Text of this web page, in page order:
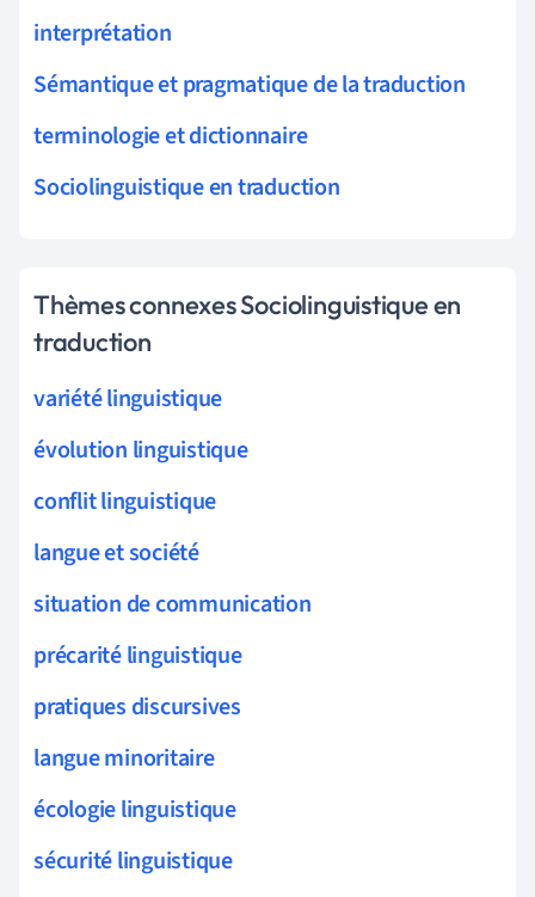
interprétation
Sémantique et pragmatique de la traduction
terminologie et dictionnaire
Sociolinguistique en traduction
Thèmes connexes Sociolinguistique en
traduction
variété linguistique
évolution linguistique
conflit linguistique
langue et société
situation de communication
précarité linguistique
pratiques discursives
langue minoritaire
écologie linguistique
sécurité linguistique